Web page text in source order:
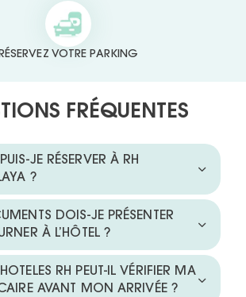
VOTRE PARKING
FRÉQUENTES
JE RÉSERVER À RH
?
DOIS-JE PRÉSENTER
À L’HÔTEL ?
RH PEUT-IL VÉRIFIER MA
AVANT MON ARRIVÉE ?